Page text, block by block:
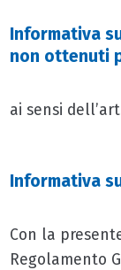
Informativa
non ottenuti
ai sensi
Informativa
Con la
Regolamento